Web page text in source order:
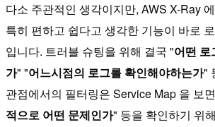
다소 주관적인 생각이지만, AWS X-Ray
특히 편하고 쉽다고 생각한 기능이 바로
입니다. 트러블 슈팅을 위해 결국 "어떤 로
가" "어느시점의 로그를 확인해야하는가"
관점에서의 필터링은 Service Map 을 보
적으로 어떤 문제인가" 등을 확인하기 위